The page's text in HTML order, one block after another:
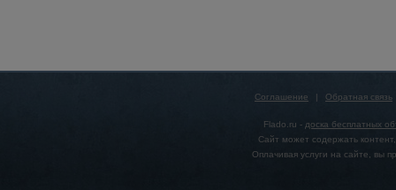
Соглашение | Обратная связь
Flado.ru - доска бесплатных
Сайт может содержать
Оплачивая услуги на сайте, вы